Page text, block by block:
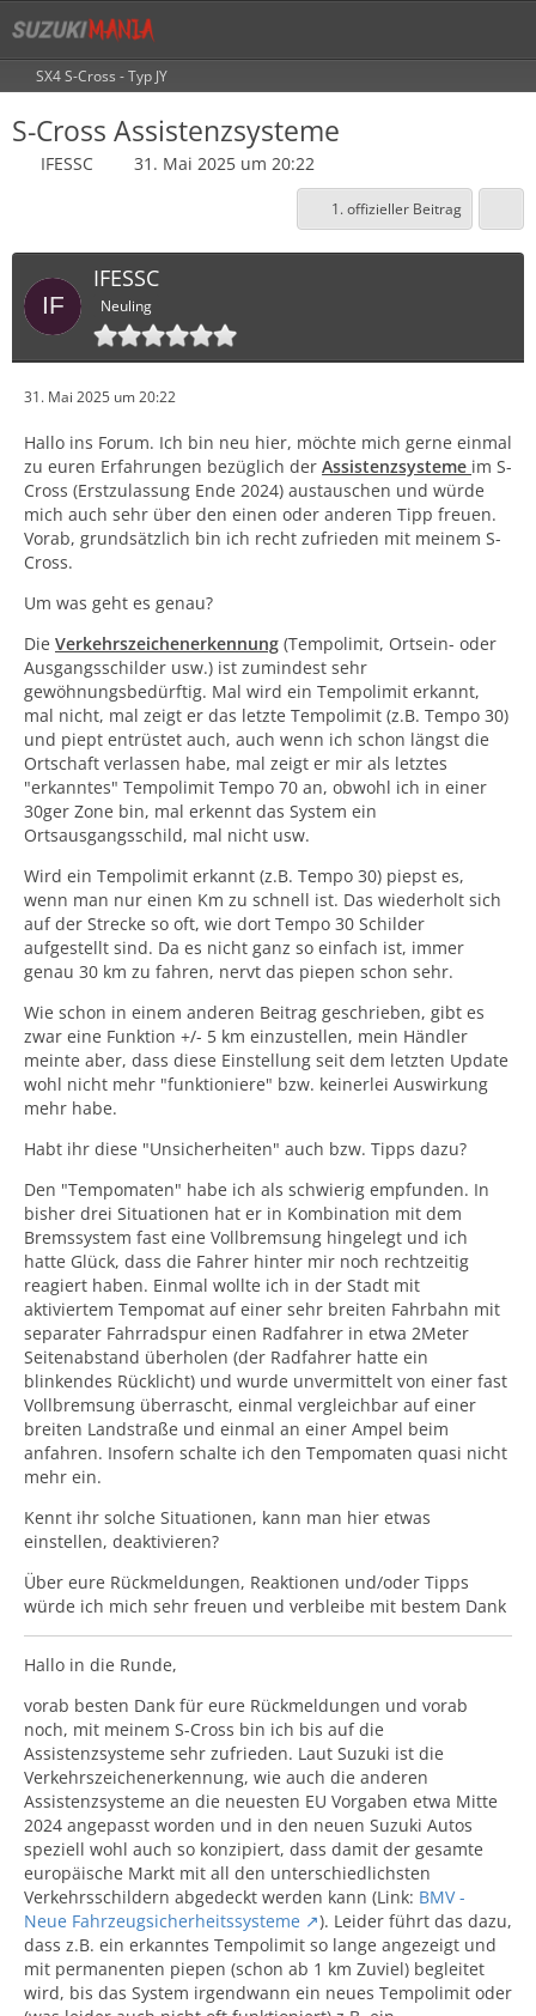
SX4 S-Cross - Typ JY
S-Cross Assistenzsysteme
IFESSC 31. Mai 2025 um 20:22
1. offizieller Beitrag
IFESSC
Neuling
31. Mai 2025 um 20:22
Hallo ins Forum. Ich bin neu hier, möchte mich gerne einmal
zu euren Erfahrungen bezüglich der Assistenzsysteme im S-
Cross (Erstzulassung Ende 2024) austauschen und würde
mich auch sehr über den einen oder anderen Tipp freuen.
Vorab, grundsätzlich bin ich recht zufrieden mit meinem S-
Cross.
Um was geht es genau?
Die Verkehrszeichenerkennung (Tempolimit, Ortsein- oder
Ausgangsschilder usw.) ist zumindest sehr
gewöhnungsbedürftig. Mal wird ein Tempolimit erkannt,
mal nicht, mal zeigt er das letzte Tempolimit (z.B. Tempo 30)
und piept entrüstet auch, auch wenn ich schon längst die
Ortschaft verlassen habe, mal zeigt er mir als letztes
"erkanntes" Tempolimit Tempo 70 an, obwohl ich in einer
30ger Zone bin, mal erkennt das System ein
Ortsausgangsschild, mal nicht usw.
Wird ein Tempolimit erkannt (z.B. Tempo 30) piepst es,
wenn man nur einen Km zu schnell ist. Das wiederholt sich
auf der Strecke so oft, wie dort Tempo 30 Schilder
aufgestellt sind. Da es nicht ganz so einfach ist, immer
genau 30 km zu fahren, nervt das piepen schon sehr.
Wie schon in einem anderen Beitrag geschrieben, gibt es
zwar eine Funktion +/- 5 km einzustellen, mein Händler
meinte aber, dass diese Einstellung seit dem letzten Update
wohl nicht mehr "funktioniere" bzw. keinerlei Auswirkung
mehr habe.
Habt ihr diese "Unsicherheiten" auch bzw. Tipps dazu?
Den "Tempomaten" habe ich als schwierig empfunden. In
bisher drei Situationen hat er in Kombination mit dem
Bremssystem fast eine Vollbremsung hingelegt und ich
hatte Glück, dass die Fahrer hinter mir noch rechtzeitig
reagiert haben. Einmal wollte ich in der Stadt mit
aktiviertem Tempomat auf einer sehr breiten Fahrbahn mit
separater Fahrradspur einen Radfahrer in etwa 2Meter
Seitenabstand überholen (der Radfahrer hatte ein
blinkendes Rücklicht) und wurde unvermittelt von einer fast
Vollbremsung überrascht, einmal vergleichbar auf einer
breiten Landstraße und einmal an einer Ampel beim
anfahren. Insofern schalte ich den Tempomaten quasi nicht
mehr ein.
Kennt ihr solche Situationen, kann man hier etwas
einstellen, deaktivieren?
Über eure Rückmeldungen, Reaktionen und/oder Tipps
würde ich mich sehr freuen und verbleibe mit bestem Dank
Hallo in die Runde,
vorab besten Dank für eure Rückmeldungen und vorab
noch, mit meinem S-Cross bin ich bis auf die
Assistenzsysteme sehr zufrieden. Laut Suzuki ist die
Verkehrszeichenerkennung, wie auch die anderen
Assistenzsysteme an die neuesten EU Vorgaben etwa Mitte
2024 angepasst worden und in den neuen Suzuki Autos
speziell wohl auch so konzipiert, dass damit der gesamte
europäische Markt mit all den unterschiedlichsten
Verkehrsschildern abgedeckt werden kann (Link: BMV -
Neue Fahrzeugsicherheitssysteme
). Leider führt das dazu,
dass z.B. ein erkanntes Tempolimit so lange angezeigt und
mit permanenten piepen (schon ab 1 km Zuviel) begleitet
wird, bis das System irgendwann ein neues Tempolimit oder